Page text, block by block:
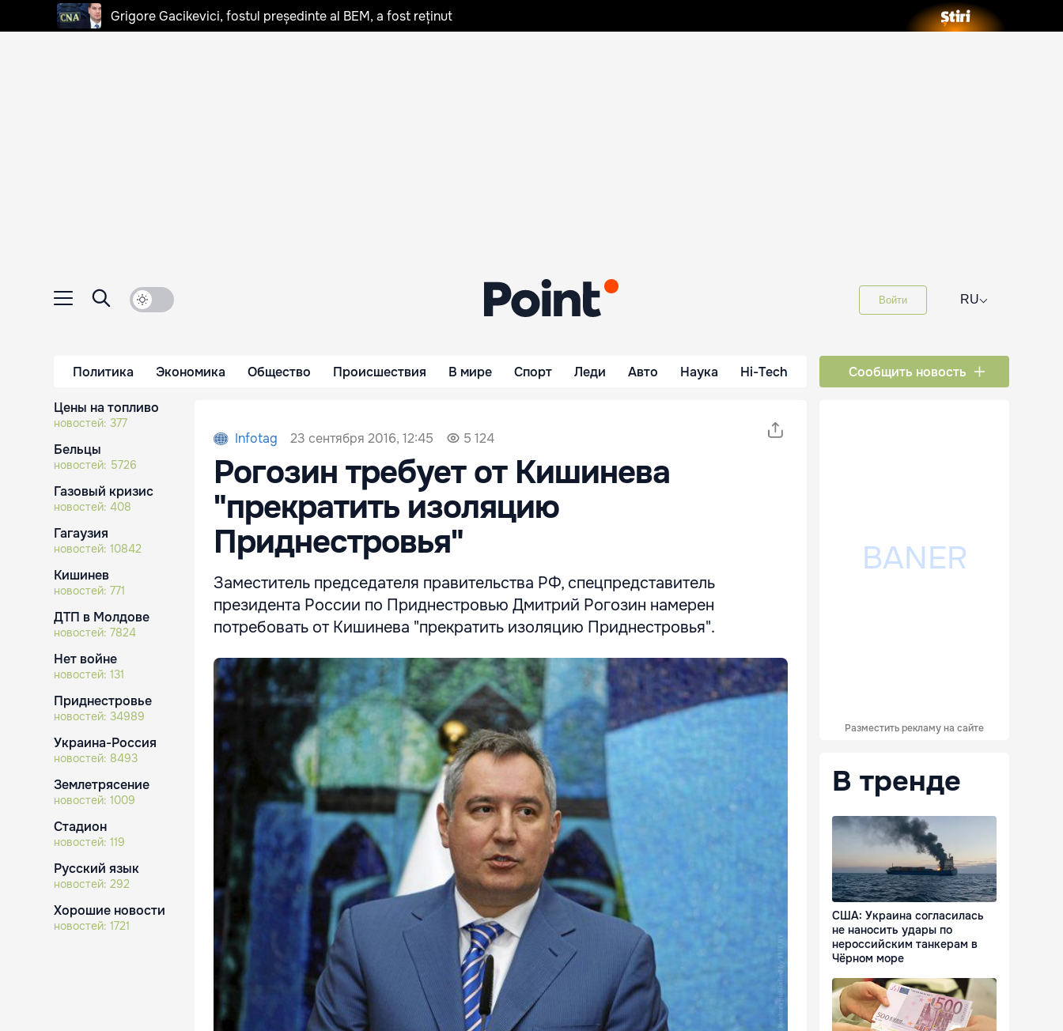
Grigore Gacikevici, fostul președinte al BEM, a fost reținut
Войти RU⌵
Политика Экономика Общество Происшествия В мире Спорт Леди Авто Наука Hi-Tech Сообщить новость
Цены на топливо
новостей: 377
Бельцы
новостей: 5726
Газовый кризис
новостей: 408
Гагаузия
новостей: 10842
Кишинев
новостей: 771
ДТП в Молдове
новостей: 7824
Нет войне
новостей: 131
Приднестровье
новостей: 34989
Украина-Россия
новостей: 8493
Землетрясение
новостей: 1009
Стадион
новостей: 119
Русский язык
новостей: 292
Хорошие новости
новостей: 1721
Infotag 23 сентября 2016, 12:45 5 124
Рогозин требует от Кишинева
"прекратить изоляцию
Приднестровья"
Заместитель председателя правительства РФ, спецпредставитель
президента России по Приднестровью Дмитрий Рогозин намерен
потребовать от Кишинева "прекратить изоляцию Приднестровья".
Разместить рекламу на сайте
В тренде
США: Украина согласилась
не наносить удары по
нероссийским танкерам в
Чёрном море